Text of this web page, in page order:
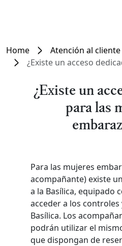
Home Atención al cliente
¿Existe un acceso dedicado
¿Existe un
para las
Para las mujeres
acompañante) existe
a la Basílica, equipado
acceder a los controles
Basílica. Los
podrán utilizar el
que dispongan de